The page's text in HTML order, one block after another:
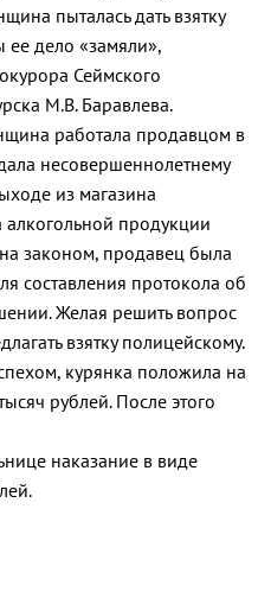
пыталась дать взятку
ее дело «замяли»,
Сеймского
М.В. Баравлева.
работала продавцом в
несовершеннолетнему
из магазина
продукции
законом, продавец была
составления протокола об
Желая решить вопрос
взятку полицейскому.
курянка положила на
рублей. После этого
наказание в виде